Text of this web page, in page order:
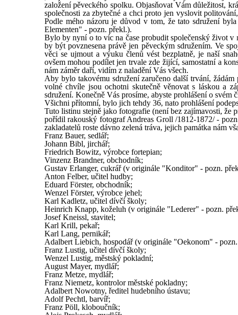
založení pěveckého spolku. Objasňovat Vám důležitost,
společnosti za zbytečné a chci proto jen vyslovit
Podle mého názoru je důvod v tom, že tato sdružení
Elementen" - pozn. překl.).
Bylo by nyní o to víc na čase probudit společenský život v
by být povznesena právě jen pěveckým sdružením. Ve
věci se ujmout a výuku členů vést bezplatně, je naší
ovšem mohou podílet jen trvale zde žijící, samostatní a
nám záměr daří, vidím z naladění Vás všech.
Aby bylo takovému sdružení zaručeno další trvání,
volné chvíle jsou ochotni skutečně věnovat s láskou a
sdružení. Konečně Vás prosíme, abyste prohlášení o
Všichni přítomní, bylo jich tehdy 36, nato prohlášení
Tuto listinu stejně jako fotografie (není bez zajímavosti, že
pořídil rakouský fotograf Andreas Groll /1812-1872/ -
zakladatelů roste dávno zelená tráva, jejich památka nám
Franz Bauer, sedlář;
Johann Bibl, jirchář;
Friedrich Bowitz, výrobce fortepian;
Vinzenz Brandner, obchodník;
Gustav Erlanger, cukrář (v originále "Konditor" - pozn.
Anton Felber, učitel hudby;
Eduard Förster, obchodník;
Wenzel Förster, výrobce jehel;
Karl Kadletz, učitel dívčí školy;
Heinrich Knapp, koželuh (v originále "Lederer" - pozn.
Josef Kneissl, stavitel;
Karl Krill, pekař;
Karl Lang, pernikář;
Adalbert Liebich, hospodář (v originále "Oekonom" -
Franz Lustig, učitel dívčí školy;
Wenzel Lustig, městský pokladní;
August Mayer, mydlář;
Franz Metze, mydlář;
Franz Niemetz, kontrolor městské pokladny;
Adalbert Nowotny, ředitel hudebního ústavu;
Adolf Pechtl, barvíř;
Franz Pöll, kloboučník;